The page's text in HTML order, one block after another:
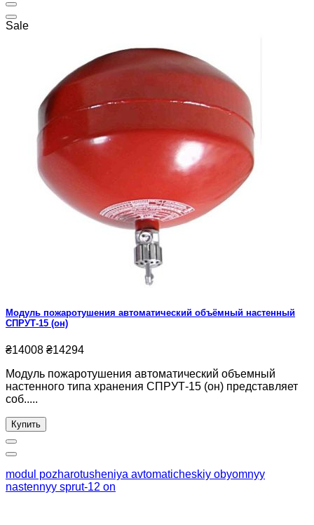
Sale
Модуль пожаротушения автоматический объёмный настенный
СПРУТ-15 (он)
₴14008 ₴14294
Модуль пожаротушения автоматический объемный
настенного типа хранения СПРУТ-15 (он) представляет
соб.....
Купить
modul pozharotusheniya avtomaticheskiy obyomnyy
nastennyy sprut-12 on